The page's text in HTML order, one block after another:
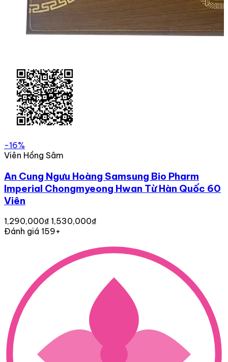
-16%
Viên Hồng Sâm
An Cung Ngưu Hoàng Samsung Bio Pharm
Imperial Chongmyeong Hwan Từ Hàn Quốc 60
Viên
1,290,000₫ 1,530,000₫
Đánh giá 159+